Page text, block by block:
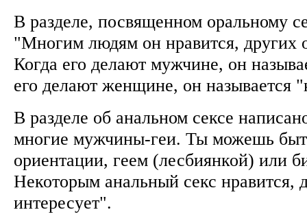
В разделе, посвященном оральному
"Многим людям он нравится, других
Когда его делают мужчине, он
его делают женщине, он называется
В разделе об анальном сексе
многие мужчины-геи. Ты можешь
ориентации, геем (лесбиянкой) или
Некоторым анальный секс нравится,
интересует".